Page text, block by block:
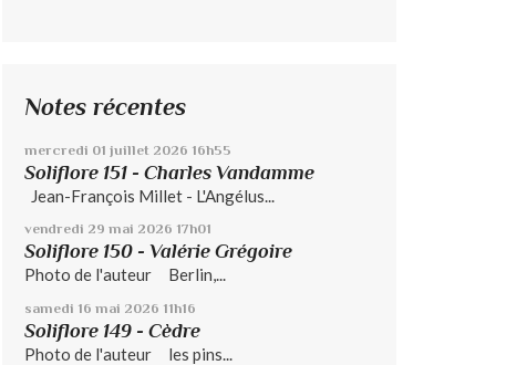
Notes récentes
mercredi 01 juillet 2026 16h55
Soliflore 151 - Charles Vandamme
Jean-François Millet - L'Angélus...
vendredi 29 mai 2026 17h01
Soliflore 150 - Valérie Grégoire
Photo de l'auteur Berlin,...
samedi 16 mai 2026 11h16
Soliflore 149 - Cèdre
Photo de l'auteur les pins...